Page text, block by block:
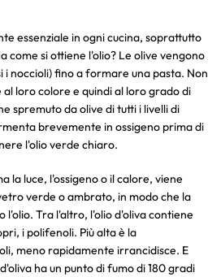
essenziale in ogni cucina, soprattutto
come si ottiene l'olio? Le olive vengono
noccioli) fino a formare una pasta. Non
loro colore e quindi al loro grado di
spremuto da olive di tutti i livelli di
brevemente in ossigeno prima di
l'olio verde chiaro.
la luce, l'ossigeno o il calore, viene
verde o ambrato, in modo che la
l'olio. Tra l'altro, l'olio d'oliva contiene
i polifenoli. Più alta è la
meno rapidamente irrancidisce. E
ha un punto di fumo di 180 gradi